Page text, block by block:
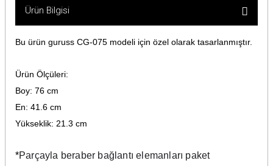
Ürün Bilgisi
Bu ürün guruss CG-075 modeli için özel olarak tasarlanmıştır.
Ürün Ölçüleri:
Boy: 76 cm
En: 41.6 cm
Yükseklik: 21.3 cm
*Parçayla beraber bağlantı elemanları paket